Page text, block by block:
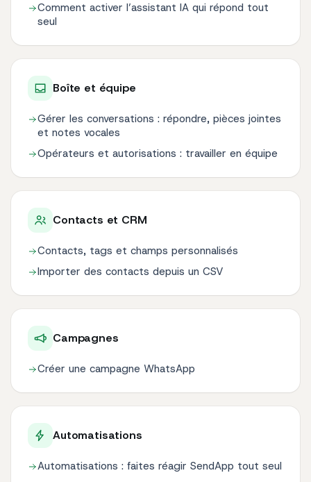
Comment activer l’assistant IA qui répond tout
seul
Boîte et équipe
Gérer les conversations : répondre, pièces jointes
et notes vocales
Opérateurs et autorisations : travailler en équipe
Contacts et CRM
Contacts, tags et champs personnalisés
Importer des contacts depuis un CSV
Campagnes
Créer une campagne WhatsApp
Automatisations
Automatisations : faites réagir SendApp tout seul